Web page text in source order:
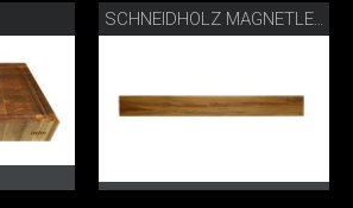
SCHNEIDHOLZ MAGNETLEISTE LANG